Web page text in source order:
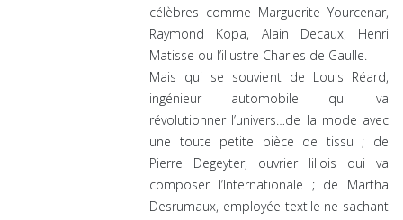
célèbres comme Marguerite Yourcenar,
Raymond Kopa, Alain Decaux, Henri
Matisse ou l’illustre Charles de Gaulle.
Mais qui se souvient de Louis Réard,
ingénieur automobile qui va
révolutionner l’univers…de la mode avec
une toute petite pièce de tissu ; de
Pierre Degeyter, ouvrier lillois qui va
composer l’Internationale ; de Martha
Desrumaux, employée textile ne sachant